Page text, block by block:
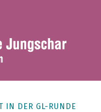
IN DER GL-RUNDE